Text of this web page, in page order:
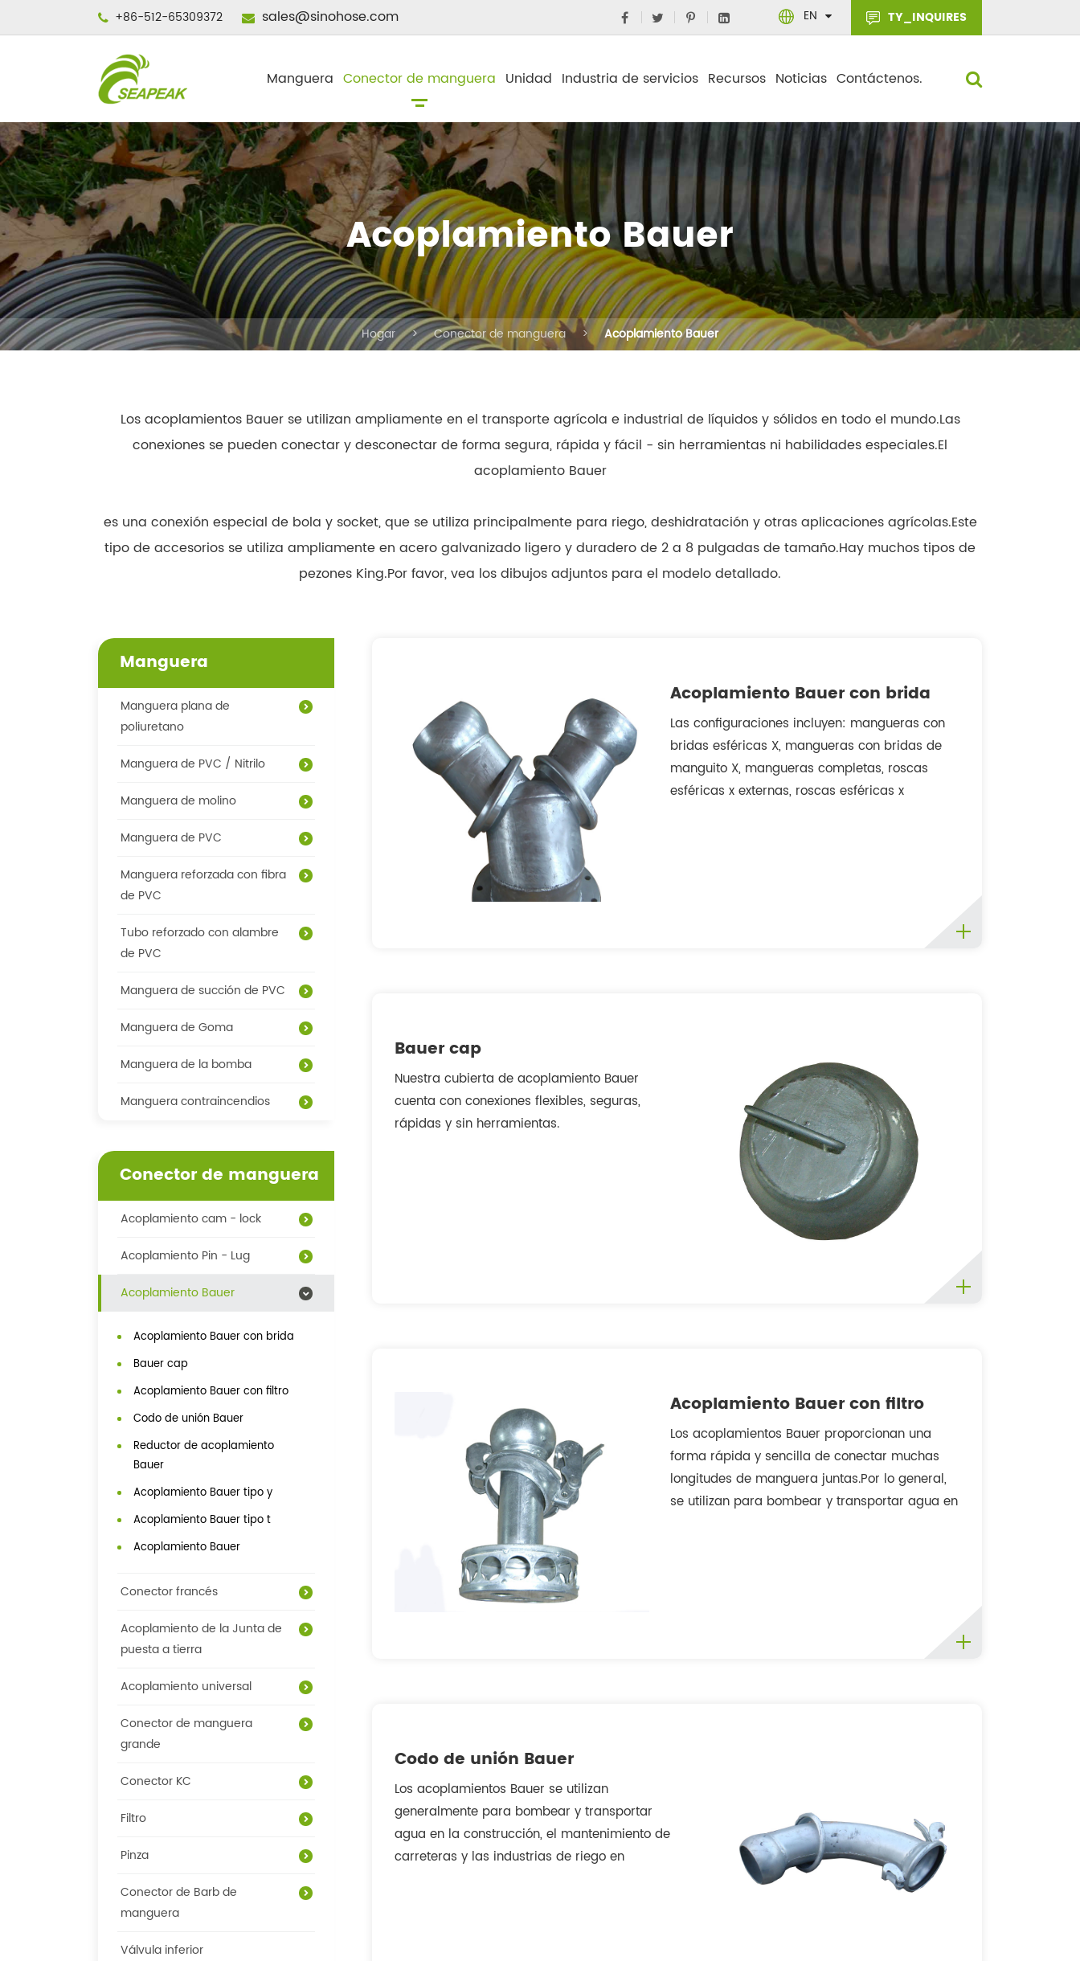
+86-512-65309372 sales@sinohose.com EN TY_INQUIRES
Manguera Conector de manguera Unidad Industria de servicios Recursos Noticias Contáctenos.
Acoplamiento Bauer
Hogar Conector de manguera Acoplamiento Bauer
Los acoplamientos Bauer se utilizan ampliamente en el transporte agrícola e industrial de líquidos y sólidos en todo el mundo.Las
conexiones se pueden conectar y desconectar de forma segura, rápida y fácil - sin herramientas ni habilidades especiales.El
acoplamiento Bauer
es una conexión especial de bola y socket, que se utiliza principalmente para riego, deshidratación y otras aplicaciones agrícolas.Este
tipo de accesorios se utiliza ampliamente en acero galvanizado ligero y duradero de 2 a 8 pulgadas de tamaño.Hay muchos tipos de
pezones King.Por favor, vea los dibujos adjuntos para el modelo detallado.
Acoplamiento Bauer con brida
Las configuraciones incluyen: mangueras con
bridas esféricas X, mangueras con bridas de
manguito X, mangueras completas, roscas
esféricas x externas, roscas esféricas x
Bauer cap
Nuestra cubierta de acoplamiento Bauer
cuenta con conexiones flexibles, seguras,
rápidas y sin herramientas.
Acoplamiento Bauer con filtro
Los acoplamientos Bauer proporcionan una
forma rápida y sencilla de conectar muchas
longitudes de manguera juntas.Por lo general,
se utilizan para bombear y transportar agua en
Codo de unión Bauer
Los acoplamientos Bauer se utilizan
generalmente para bombear y transportar
agua en la construcción, el mantenimiento de
carreteras y las industrias de riego en
Manguera
Manguera plana de
poliuretano
Manguera de PVC / Nitrilo
Manguera de molino
Manguera de PVC
Manguera reforzada con fibra
de PVC
Tubo reforzado con alambre
de PVC
Manguera de succión de PVC
Manguera de Goma
Manguera de la bomba
Manguera contraincendios
Conector de manguera
Acoplamiento cam - lock
Acoplamiento Pin - Lug
Acoplamiento Bauer
Acoplamiento Bauer con brida
Bauer cap
Acoplamiento Bauer con filtro
Codo de unión Bauer
Reductor de acoplamiento
Bauer
Acoplamiento Bauer tipo y
Acoplamiento Bauer tipo t
Acoplamiento Bauer
Conector francés
Acoplamiento de la Junta de
puesta a tierra
Acoplamiento universal
Conector de manguera
grande
Conector KC
Filtro
Pinza
Conector de Barb de
manguera
Válvula inferior